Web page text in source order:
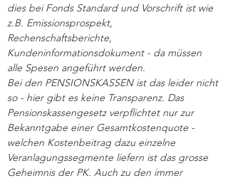
dies bei Fonds Standard und Vorschrift ist wie
z.B. Emissionsprospekt,
Rechenschaftsberichte,
Kundeninformationsdokument - da müssen
alle Spesen angeführt werden.
Bei den PENSIONSKASSEN ist das leider nicht
so - hier gibt es keine Transparenz. Das
Pensionskassengesetz verpflichtet nur zur
Bekanntgabe einer Gesamtkostenquote -
welchen Kostenbeitrag dazu einzelne
Veranlagungssegmente liefern ist das grosse
Geheimnis der PK. Auch zu den immer